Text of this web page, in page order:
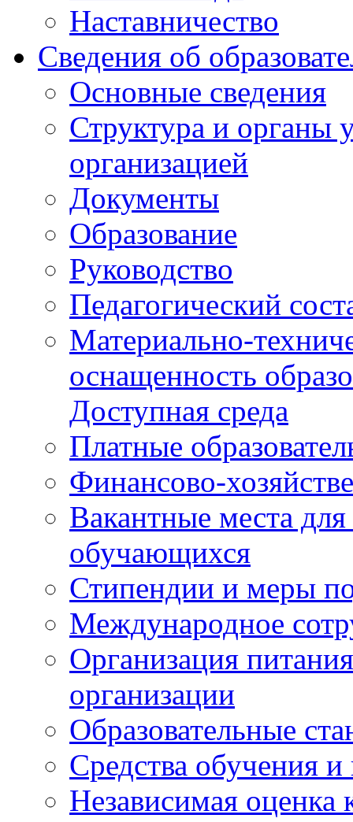
Наставничество
Сведения об
Основные сведения
Структура и органы
организацией
Документы
Образование
Руководство
Педагогический
Материально-
оснащенность
Доступная среда
Платные
Финансово-
Вакантные места
обучающихся
Стипендии и меры
Международное
Организация
организации
Образовательные
Средства обучения и
Независимая оценка